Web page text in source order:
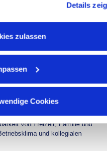
Details
zulassen
Cookies
und motivierter Arbeitsstil
Metall-Tarif inkl.
Aktienbeteiligungsprogramm +
mit bis zu 600 EUR
von Freizeit, Familie und
und kollegialen